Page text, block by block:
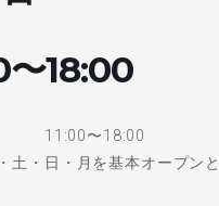
〜18:00
11:00〜18:00
土・日・月を基本オープンと